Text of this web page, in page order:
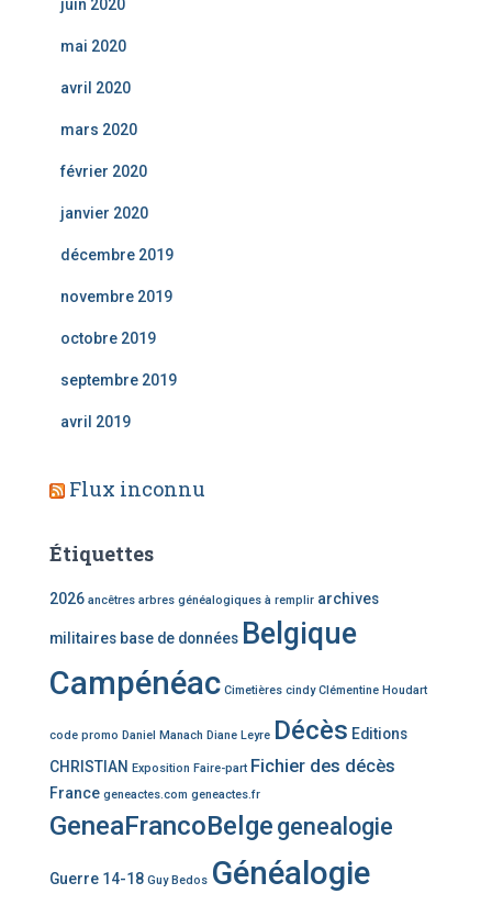
juin 2020
mai 2020
avril 2020
mars 2020
février 2020
janvier 2020
décembre 2019
novembre 2019
octobre 2019
septembre 2019
avril 2019
Flux inconnu
Étiquettes
2026 ancêtres arbres généalogiques à remplir archives
militaires base de données Belgique
Campénéac Cimetières cindy Clémentine Houdart
code promo Daniel Manach Diane Leyre Décès Editions
CHRISTIAN
Exposition Faire-part Fichier des décès
France geneactes.com geneactes.fr
GeneaFrancoBelge genealogie
Guerre 14-18 Guy Bedos Généalogie